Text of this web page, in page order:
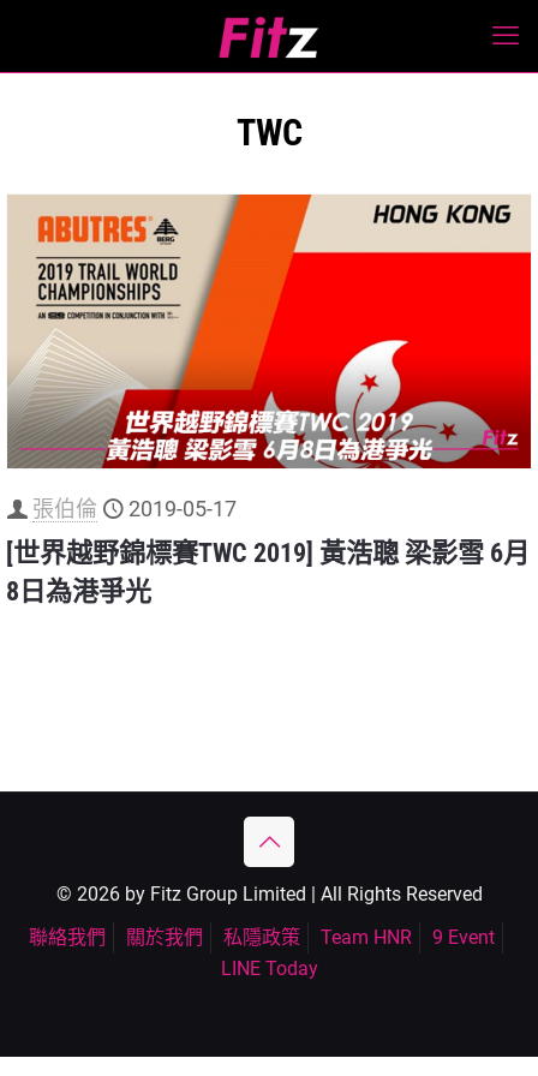
TWC
張伯倫 2019-05-17
[世界越野錦標賽TWC 2019] 黃浩聰 梁影雪 6月
8日為港爭光
© 2026 by Fitz Group Limited | All Rights Reserved
聯絡我們
關於我們 私隱政策 Team HNR
9 Event
LINE Today